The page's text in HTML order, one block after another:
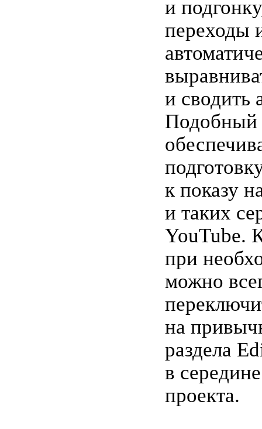
и
переходы
и сводить
Подобный
к показу
и таких
YouTube.
при
можно
на
раздела
в
проекта.